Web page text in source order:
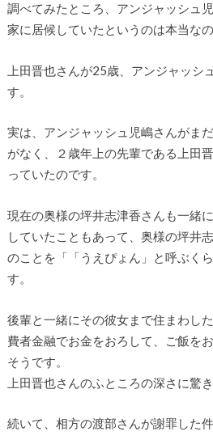
調べてみたところ、アンジャッシュ
家に居候していたというのは本当なの
上田晋也さんが25歳、アンジャッシ
す。
実は、アンジャッシュ児嶋さんがま
がなく、２歳年上の先輩である上田
っていたのです。
現在の奥様の坪井志津香さんも一緒
していたこともあって、奥様の坪井
のことを「「うえぴょん」と呼ぶく
す。
後輩と一緒にその彼女まで住まわし
費者金融でお金をおろして、ご飯を
そうです。
上田晋也さんのふところの深さに驚
続いて、相方の渡部さんが謝罪した